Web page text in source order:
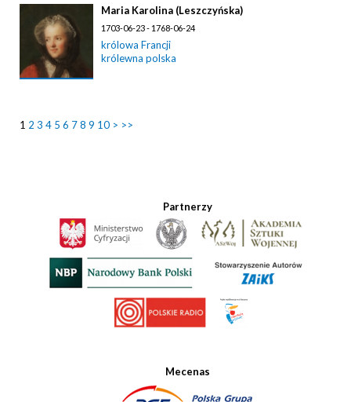
Maria Karolina (Leszczyńska)
1703-06-23 - 1768-06-24
królowa Francji
królewna polska
1 2 3 4 5 6 78 9 10 > >>
Partnerzy
Mecenas